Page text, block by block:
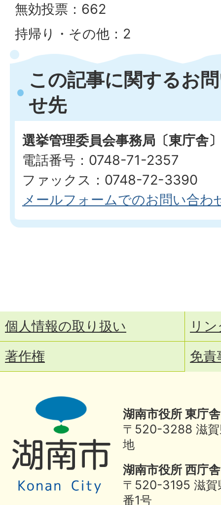
無効投票：662
持帰り・その他：2
この記事に関するお
せ先
選挙管理委員会事務局〔東庁舎
電話番号：0748-71-2357
ファックス：0748-72-3390
メールフォームでのお問い合わ
個人情報の取り扱い
リ
著作権
免責
湖南市役所 東庁舎
〒520-3288 滋賀
地
湖南市役所 西庁舎
〒520-3195 滋賀
番1号